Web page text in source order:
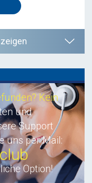
Kein
und
Support
uns per Mail:
Option!